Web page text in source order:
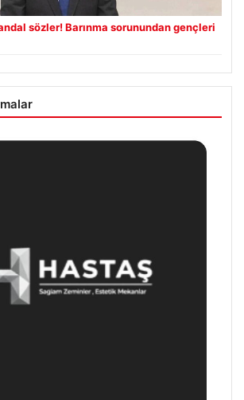
sözler! Barınma sorunundan gençleri